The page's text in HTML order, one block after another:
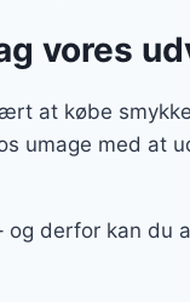
vores
at købe
umage med at
derfor kan du